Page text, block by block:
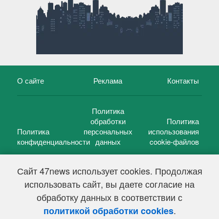
Сайт 47news использует cookies. Продолжая
использовать сайт, вы даете согласие на
обработку данных в соответствии с
политикой обработки cookies.
О сайте Реклама Контакты
Политика
конфиденциальности
Политика
обработки
персональных
данных
Политика
использования
cookie-файлов
47 новостей (47 news)2005 — 2026 г.
Свидетельство о регистрации СМИ Эл № ФС 77-39848, выдано
Федеральной службой по надзору в сфере связи,
информационных технологий и массовых коммуникаций